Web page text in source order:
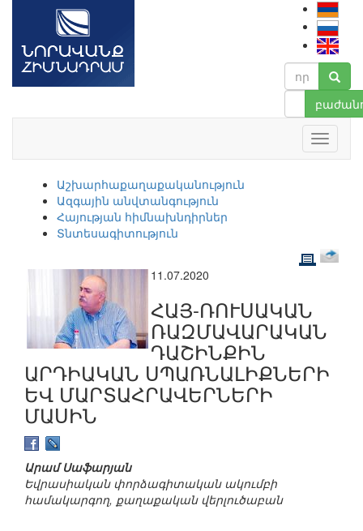
Աշխարհաքաղաքականություն
Ազգային անվտանգություն
Հայության հիմնախնդիրներ
Տնտեսագիտություն
11.07.2020
ՀԱՅ-ՌՈՒՍԱԿԱՆ
ՌԱԶՄԱՎԱՐԱԿԱՆ
ԴԱՇԻՆՔԻՆ
ԱՐԴԻԱԿԱՆ ՍՊԱՌՆԱԼԻՔՆԵՐԻ
ԵՎ ՄԱՐՏԱՀՐԱՎԵՐՆԵՐԻ
ՄԱՍԻՆ
Արամ Սաֆարյան
Եվրասիական փորձագիտական ակումբի
համակարգող, քաղաքական վերլուծաբան